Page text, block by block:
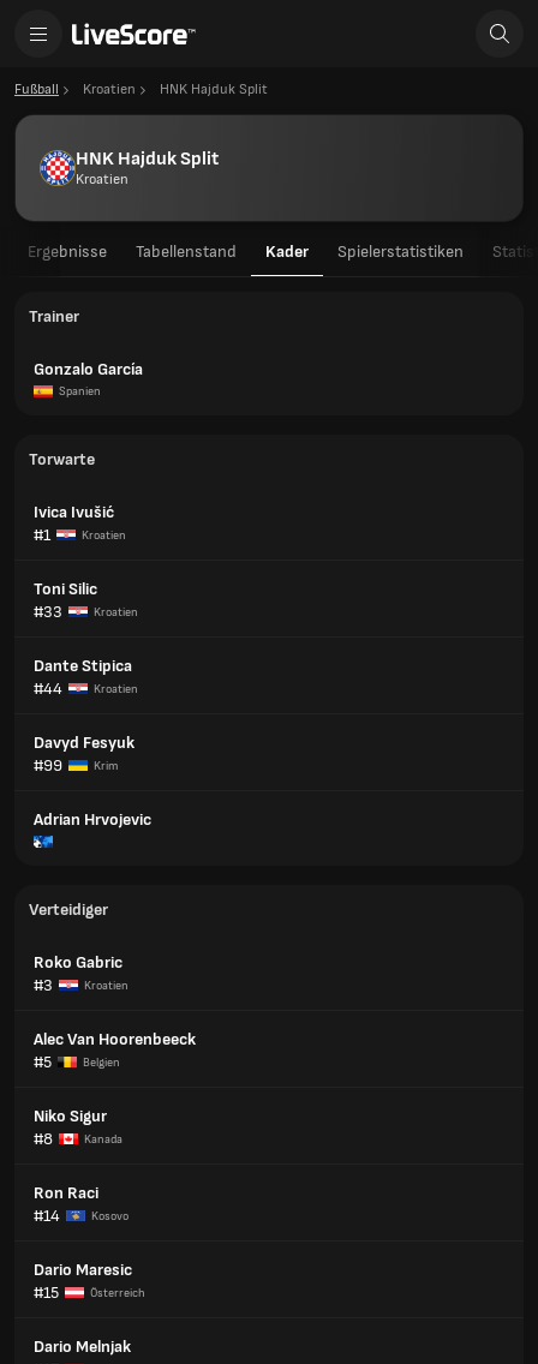
Fußball Kroatien HNK Hajduk Split
HNK Hajduk Split
Kroatien
Ergebnisse Tabellenstand Kader Spielerstatistiken
Trainer
Gonzalo García
Spanien
Torwarte
Ivica Ivušić
#1
Kroatien
Toni Silic
#33
Kroatien
Dante Stipica
#44
Kroatien
Davyd Fesyuk
#99
Krim
Adrian Hrvojevic
Verteidiger
Roko Gabric
#3
Kroatien
Alec Van Hoorenbeeck
#5
Belgien
Niko Sigur
#8
Kanada
Ron Raci
#14
Kosovo
Dario Maresic
#15
Österreich
Dario Melnjak